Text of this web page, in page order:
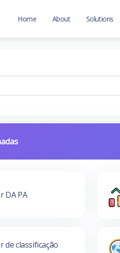
Home About Solutions
DA PA
de classificação